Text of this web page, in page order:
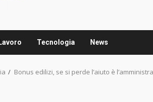
Lavoro Tecnologia News
Bonus edilizi, se si perde l’aiuto è